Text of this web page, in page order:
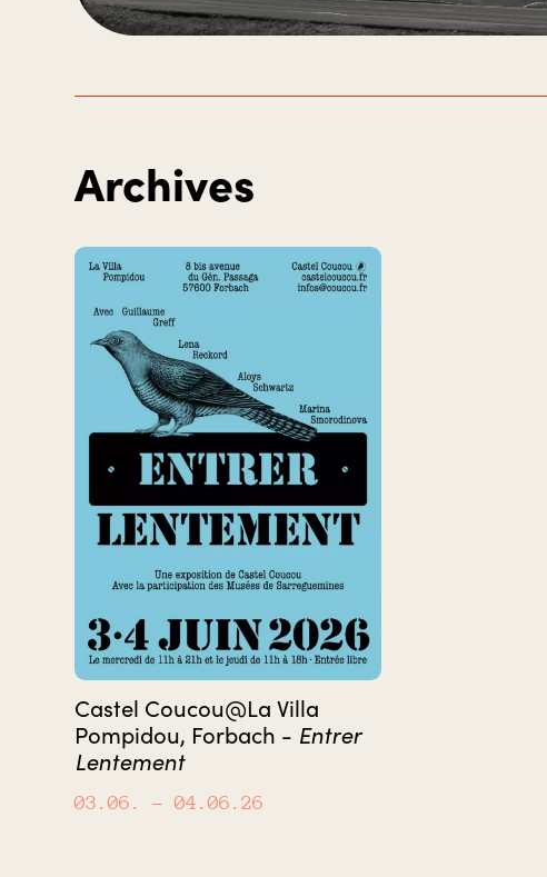
Archives
Castel Coucou@La Villa
Pompidou, Forbach - Entrer
Lentement
03.06. – 04.06.26